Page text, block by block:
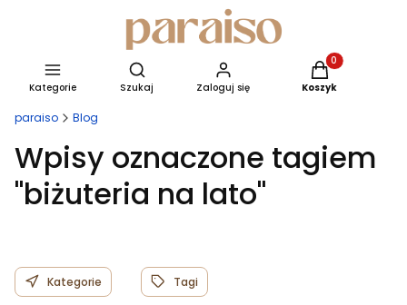
Kategorie
Otwórz wyszukiwarkę
Szukaj Zaloguj się
Produkty w
Koszyk
paraiso Blog
Wpisy oznaczone tagiem
"biżuteria na lato"
Kategorie Tagi